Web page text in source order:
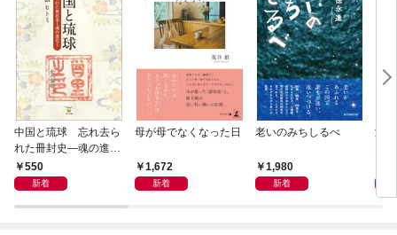
中国と琉球 忘れ去ら
れた冊封史―魂の進化
―550
新着
母が母でなくなった日
1,672
新着
老いのみちしるべ
1,980
新着
激